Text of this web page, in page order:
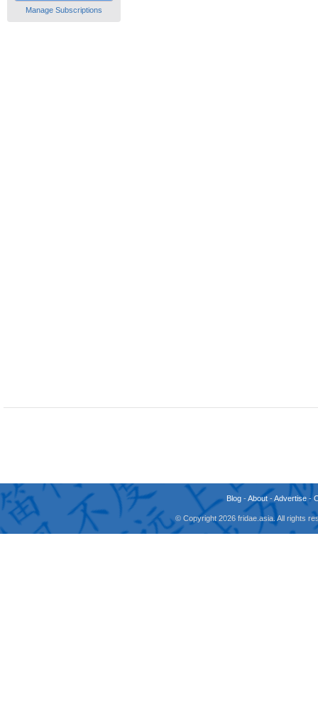
Manage Subscriptions
Blog -About -Advertise -
© Copyright 2026 fridae.asia. All rights